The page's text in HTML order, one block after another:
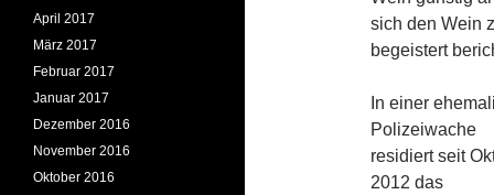
sich den Wein
begeistert
In einer
Polizeiwache
residiert seit
2012 das
April 2017
März 2017
Februar 2017
Januar 2017
Dezember 2016
November 2016
Oktober 2016